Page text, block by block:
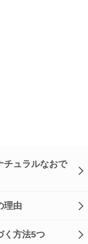
チュラルなおで
理由
く方法5つ